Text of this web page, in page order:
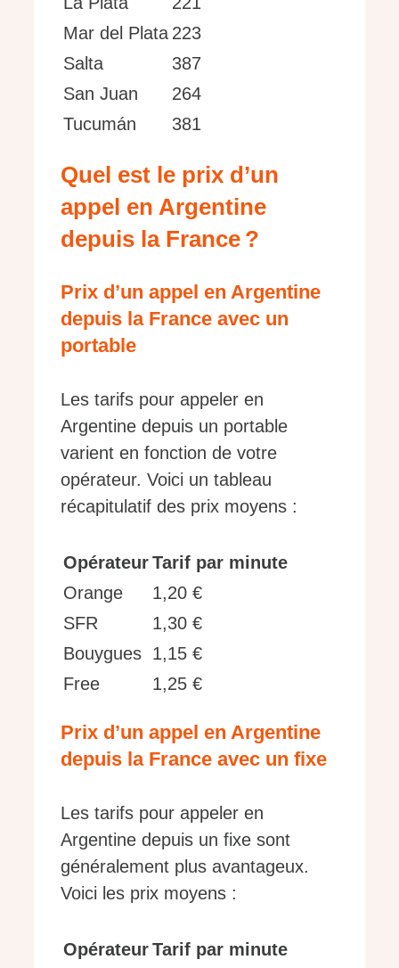
Mar del Plata 223
Salta
387
San Juan
264
Tucumán
381
Quel est le prix d’un
appel en Argentine
depuis la France ?
Prix d’un appel en Argentine
depuis la France avec un
portable
Les tarifs pour appeler en
Argentine depuis un portable
varient en fonction de votre
opérateur. Voici un tableau
récapitulatif des prix moyens :
OpérateurTarif par minute
Orange
1,20 €
SFR
1,30 €
Bouygues 1,15 €
Free
1,25 €
Prix d’un appel en Argentine
depuis la France avec un fixe
Les tarifs pour appeler en
Argentine depuis un fixe sont
généralement plus avantageux.
Voici les prix moyens :
OpérateurTarif par minute